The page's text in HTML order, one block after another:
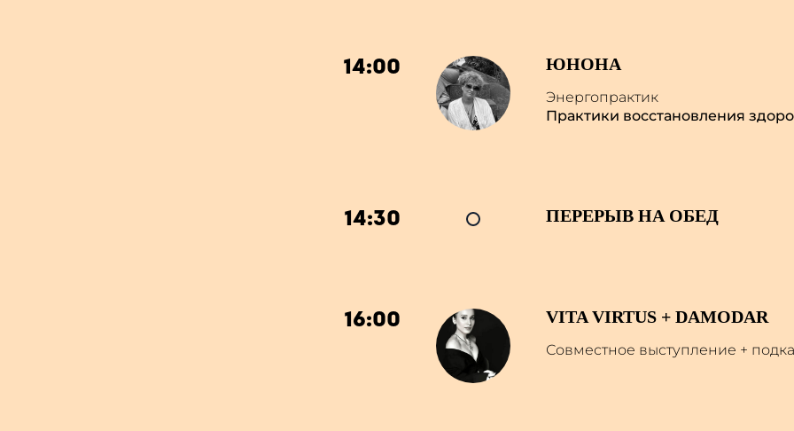
14:00 ЮНОНА
Энергопрактик
Практики восстановления
14:30 ПЕРЕРЫВ НА ОБЕД
16:00 VITA VIRTUS + DAMODAR
Совместное выступление +